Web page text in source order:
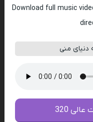
Download full music
منی
320